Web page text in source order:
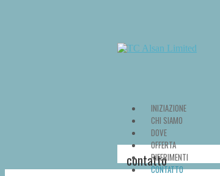
INIZIAZIONE
CHI SIAMO
DOVE
OFFERTA
RIFERIMENTI
CONTATTO
contatto